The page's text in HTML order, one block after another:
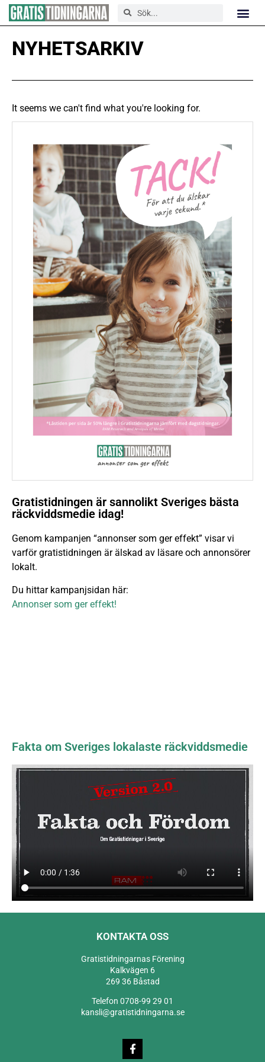
NYHETSARKIV
It seems we can't find what you're looking for.
Gratistidningen är sannolikt Sveriges bästa
räckviddsmedie idag!
Genom kampanjen “annonser som ger effekt” visar vi
varför gratistidningen är älskad av läsare och annonsörer
lokalt.
Du hittar kampanjsidan här:
Annonser som ger effekt!
Fakta om Sveriges lokalaste räckviddsmedie
KONTAKTA OSS
Gratistidningarnas Förening
Kalkvägen 6
269 36 Båstad
Telefon 0708-99 29 01
kansli@gratistidningarna.se